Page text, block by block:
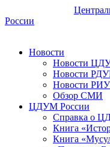
России
Новости
Новости
Новости
Новости
Обзор СМИ
ЦДУМ России
Справка о
Книга
Книга